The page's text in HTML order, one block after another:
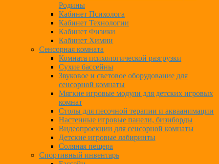
Родины
Кабинет Психолога
Кабинет Технологии
Кабинет Физики
Кабинет Химии
Сенсорная комната
Комната психологической разгрузки
Сухие бассейны
Звуковое и световое оборудование для
сенсорной комнаты
Мягкие игровые модули для детских игровых
комнат
Столы для песочной терапии и акваанимации
Настенные игровые панели, бизиборды
Видеопроекции для сенсорной комнаты
Детские игровые лабиринты
Соляная пещера
Спортивный инвентарь